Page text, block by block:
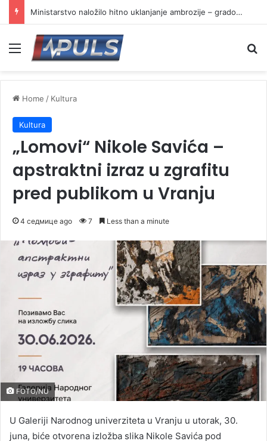
Ministarstvo naložilo hitno uklanjanje ambrozije – gradovi i opštine u obavezi da reaguju
Menu
Home / Kultura
Kultura
„Lomovi“ Nikole Savića –
apstraktni izraz u zgrafitu
pred publikom u Vranju
4 седмице ago 7 Less than a minute
FOTO/NU
U Galeriji Narodnog univerziteta u Vranju u utorak, 30.
juna, biće otvorena izložba slika Nikole Savića pod